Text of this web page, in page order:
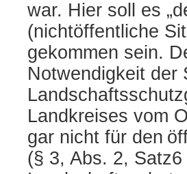
war. Hier soll es
(nichtöffentliche
gekommen sein.
Notwendigkeit der
Landkreises vom
gar nicht für den
(§ 3, Abs. 2,